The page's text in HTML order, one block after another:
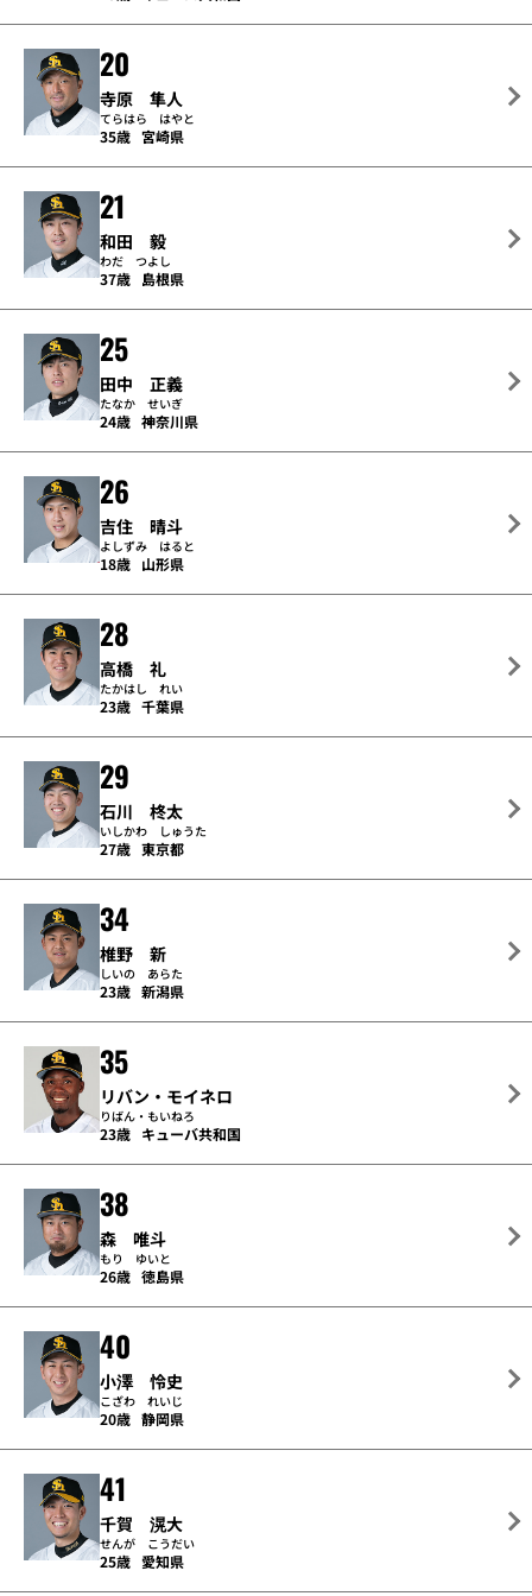
20
寺原 隼人
てらはら はやと
35歳 宮崎県
21
和田 毅
わだ つよし
37歳 島根県
25
田中 正義
たなか せいぎ
24歳 神奈川県
26
吉住 晴斗
よしずみ はると
18歳 山形県
28
高橋 礼
たかはし れい
23歳 千葉県
29
石川 柊太
いしかわ しゅうた
27歳 東京都
34
椎野 新
しいの あらた
23歳 新潟県
35
リバン・モイネロ
りばん・もいねろ
23歳 キューバ共和国
38
森 唯斗
もり ゆいと
26歳 徳島県
40
小澤 怜史
こざわ れいじ
20歳 静岡県
41
千賀 滉大
せんが こうだい
25歳 愛知県